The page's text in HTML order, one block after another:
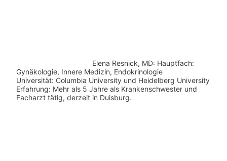
Elena Resnick, MD: Hauptfach:
Gynäkologie, Innere Medizin, Endokrinologie
Universität: Columbia University und Heidelberg University
Erfahrung: Mehr als 5 Jahre als Krankenschwester und
Facharzt tätig, derzeit in Duisburg.